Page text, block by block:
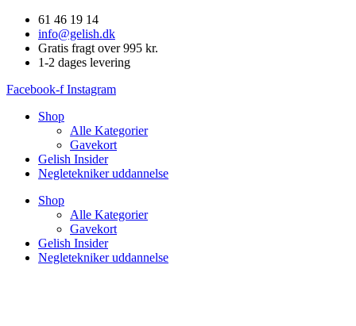
Videre
indhold
61 46 19 14
info@gelish.dk
Gratis fragt over 995 kr.
1-2 dages levering
Facebook-f Instagram
Shop
Alle Kategorier
Gavekort
Gelish Insider
Negletekniker uddannelse
Shop
Alle Kategorier
Gavekort
Gelish Insider
Negletekniker uddannelse